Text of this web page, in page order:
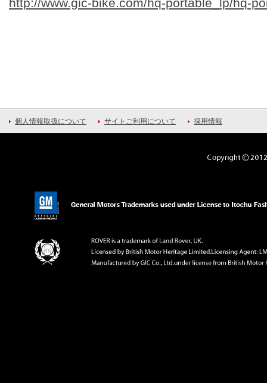
個人情報取扱について サイトご利用について 採用情報